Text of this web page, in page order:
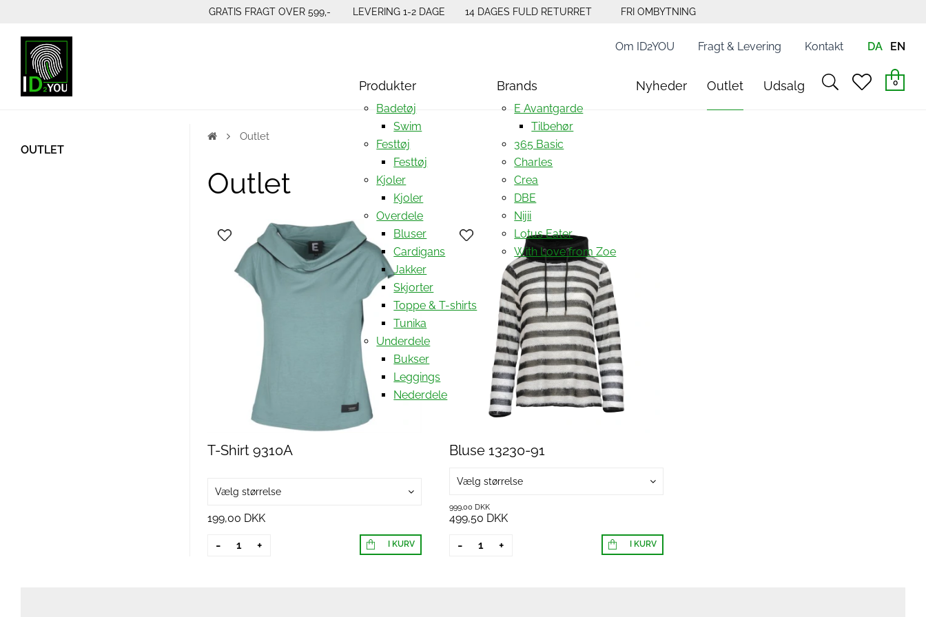
GRATIS FRAGT OVER 599,- LEVERING 1-2 DAGE 14 DAGES FULD RETURRET FRI OMBYTNING
Produkter
Badetøj
Swim
Festtøj
Festtøj
Kjoler
Kjoler
Overdele
Bluser
Cardigans
Jakker
Skjorter
Toppe & T-shirts
Tunika
Underdele
Bukser
Leggings
Nederdele
Brands
E Avantgarde
Tilbehør
365 Basic
Charles
Crea
DBE
Nijii
Lotus Eater
With Love from Zoe
Nyheder Outlet Udsalg
searchheart
0
Om ID2YOU Fragt & Levering Kontakt DA EN
OUTLET
Outlet
Outlet
T-Shirt 9310A
Vælg størrelse
199,00 DKK
- + I KURV
Bluse 13230-91
Vælg størrelse
999,00 DKK
499,50 DKK
- + I KURV